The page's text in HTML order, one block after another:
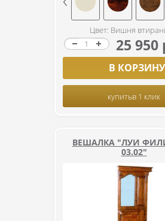
Цвет: Вишня
25 950
В КОРЗИНУ
купитьв 1 клик
ВЕШАЛКА "ЛУИ
03.02"